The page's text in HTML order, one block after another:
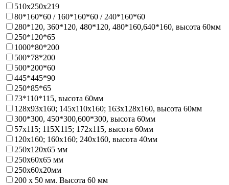
510х250х219
80*160*60 / 160*160*60 / 240*160*60
280*120, 360*120, 480*120, 480*160,640*160, высота 60мм
250*120*65
1000*80*200
500*78*200
500*200*60
445*445*90
250*85*65
73*110*115, высота 60мм
128х93x160; 145х110x160; 163х128x160, высота 60мм
300*300, 450*300,600*300, высота 60мм
57х115; 115Х115; 172х115, высота 60мм
120х160; 160х160; 240х160, высота 40мм
250х120х65 мм
250х60х65 мм
250х60х20мм
200 х 50 мм. Высота 60 мм